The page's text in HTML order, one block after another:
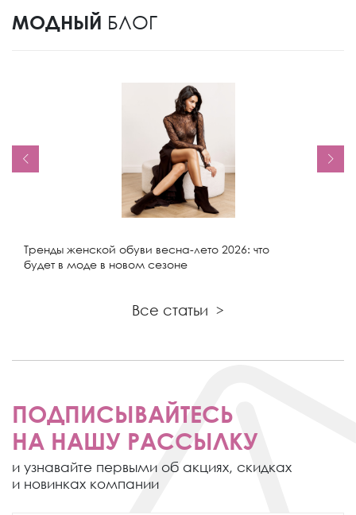
МОДНЫЙ БЛОГ
Тренды женской обуви весна-лето 2026: что
будет в моде в новом сезоне
Все статьи >
ПОДПИСЫВАЙТЕСЬ
НА НАШУ РАССЫЛКУ
и узнавайте первыми об акциях, скидках
и новинках компании